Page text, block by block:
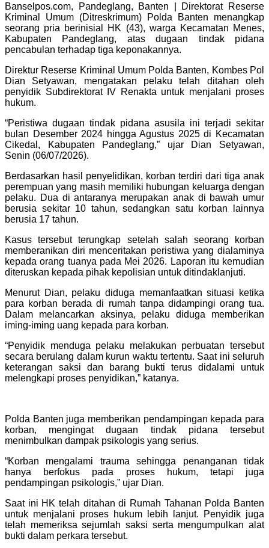
Banselpos.com, Pandeglang, Banten | Direktorat Reserse
Kriminal Umum (Ditreskrimum) Polda Banten menangkap
seorang pria berinisial HK (43), warga Kecamatan Menes,
Kabupaten Pandeglang, atas dugaan tindak pidana
pencabulan terhadap tiga keponakannya.
Direktur Reserse Kriminal Umum Polda Banten, Kombes Pol
Dian Setyawan, mengatakan pelaku telah ditahan oleh
penyidik Subdirektorat IV Renakta untuk menjalani proses
hukum.
“Peristiwa dugaan tindak pidana asusila ini terjadi sekitar
bulan Desember 2024 hingga Agustus 2025 di Kecamatan
Cikedal, Kabupaten Pandeglang,” ujar Dian Setyawan,
Senin (06/07/2026).
Berdasarkan hasil penyelidikan, korban terdiri dari tiga anak
perempuan yang masih memiliki hubungan keluarga dengan
pelaku. Dua di antaranya merupakan anak di bawah umur
berusia sekitar 10 tahun, sedangkan satu korban lainnya
berusia 17 tahun.
Kasus tersebut terungkap setelah salah seorang korban
memberanikan diri menceritakan peristiwa yang dialaminya
kepada orang tuanya pada Mei 2026. Laporan itu kemudian
diteruskan kepada pihak kepolisian untuk ditindaklanjuti.
Menurut Dian, pelaku diduga memanfaatkan situasi ketika
para korban berada di rumah tanpa didampingi orang tua.
Dalam melancarkan aksinya, pelaku diduga memberikan
iming-iming uang kepada para korban.
“Penyidik menduga pelaku melakukan perbuatan tersebut
secara berulang dalam kurun waktu tertentu. Saat ini seluruh
keterangan saksi dan barang bukti terus didalami untuk
melengkapi proses penyidikan,” katanya.
Polda Banten juga memberikan pendampingan kepada para
korban, mengingat dugaan tindak pidana tersebut
menimbulkan dampak psikologis yang serius.
“Korban mengalami trauma sehingga penanganan tidak
hanya berfokus pada proses hukum, tetapi juga
pendampingan psikologis,” ujar Dian.
Saat ini HK telah ditahan di Rumah Tahanan Polda Banten
untuk menjalani proses hukum lebih lanjut. Penyidik juga
telah memeriksa sejumlah saksi serta mengumpulkan alat
bukti dalam perkara tersebut.